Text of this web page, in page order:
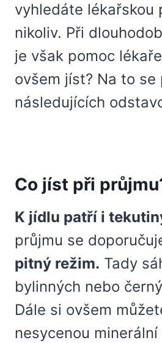
vyhledáte lékařskou
nikoliv. Při
je však pomoc
ovšem jíst? Na to se
následujících
Co jíst při
K jídlu patří i
průjmu se
pitný režim. Tady
bylinných nebo
Dále si ovšem
nesycenou minerální